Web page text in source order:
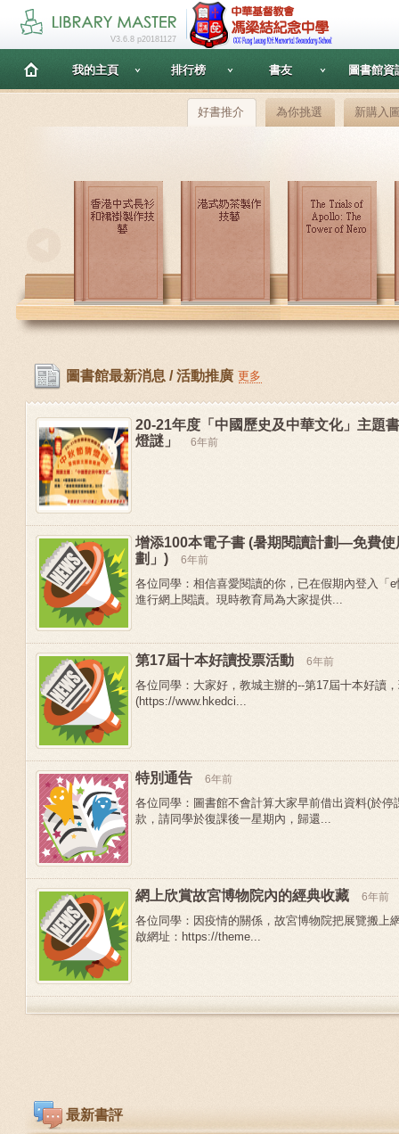
V3.6.8 p20181127
我的主頁 排行榜 書友 圖書館資
好書推介 為你挑選 新購入
Previous
圖書館最新消息 / 活動推廣 更多
20-21年度「中國歷史及中華文化」主題
燈謎」
6年前
增添100本電子書 (暑期閱讀計劃—免費
劃」)
6年前
各位同學：相信喜愛閱讀的你，已在假期內登入「
進行網上閱讀。現時教育局為大家提供...
第17屆十本好讀投票活動 6年前
各位同學：大家好，教城主辦的--第17屆十本好讀
(https://www.hkedci...
特別通告 6年前
各位同學：圖書館不會計算大家早前借出資料(於停
款，請同學於復課後一星期內，歸還...
網上欣賞故宮博物院內的經典收藏 6年前
各位同學：因疫情的關係，故宮博物院把展覽搬上
啟網址：https://theme...
最新書評